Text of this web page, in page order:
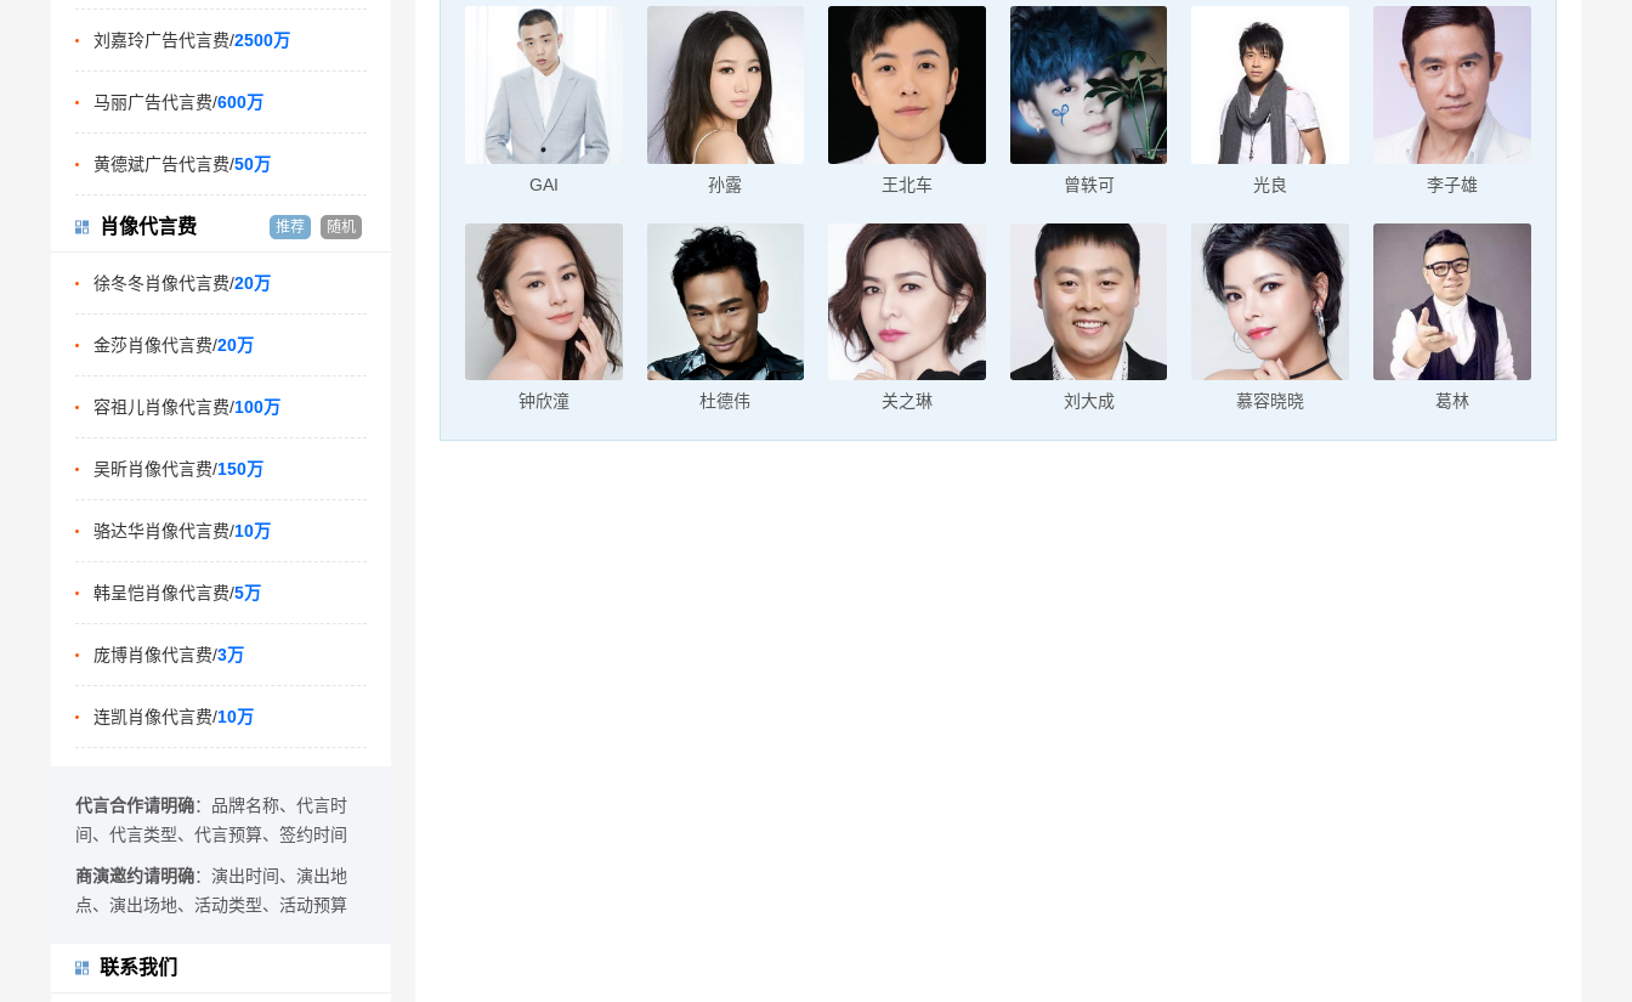
刘嘉玲广告代言费/2500万
马丽广告代言费/600万
黄德斌广告代言费/50万
肖像代言费 推荐 随机
徐冬冬肖像代言费/20万
金莎肖像代言费/20万
容祖儿肖像代言费/100万
吴昕肖像代言费/150万
骆达华肖像代言费/10万
韩呈恺肖像代言费/5万
庞博肖像代言费/3万
连凯肖像代言费/10万
代言合作请明确：品牌名称、代言时
间、代言类型、代言预算、签约时间
商演邀约请明确：演出时间、演出地
点、演出场地、活动类型、活动预算
联系我们
GAI 孙露 王北车 曾轶可 光良 李子雄
钟欣潼 杜德伟 关之琳 刘大成 慕容晓晓 葛林